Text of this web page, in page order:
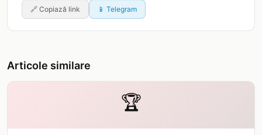
🔗 Copiază link 📱 Telegram
Articole similare
🏆